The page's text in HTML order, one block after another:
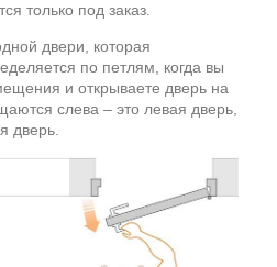
только под заказ.
двери, которая
по петлям, когда вы
и открываете дверь на
слева – это левая дверь,
дверь.